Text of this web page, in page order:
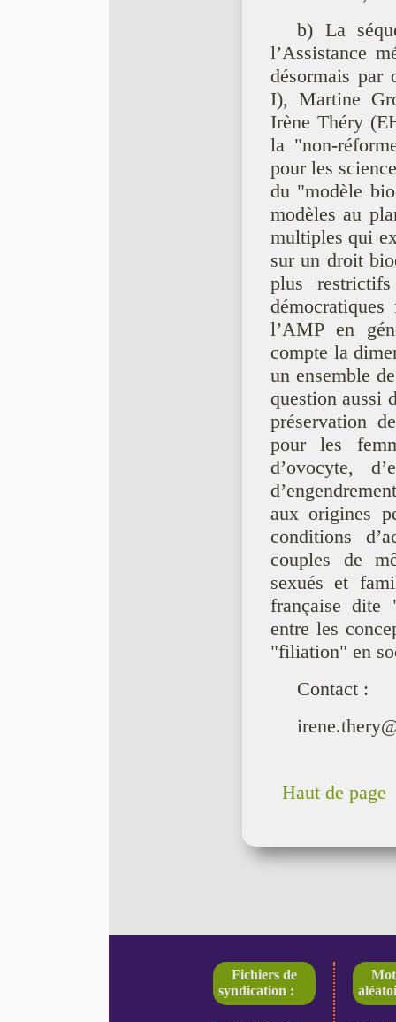
b) La
l’Assistance
désormais par
I), Martine
Irène Théry
la "non-
pour les
du "modèle
modèles au
multiples qui
sur un droit
plus
l’AMP en
compte la
un ensemble
question aussi
préservation
pour les
d’ovocyte,
aux origines
conditions
couples de
sexués et
française dite
entre les
"filiation" en
Contact :
Haut de page
Fichiers de
syndication :